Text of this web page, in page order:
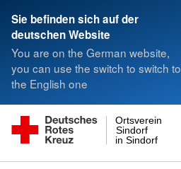
Sie befinden sich auf der
deutschen Website
You are on the German website,
you can use the switch to switch to
the English one
in Sindorf
Sindorf
Ortsverein